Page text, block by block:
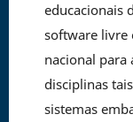
educacionais
software livre
nacional para
disciplinas
sistemas